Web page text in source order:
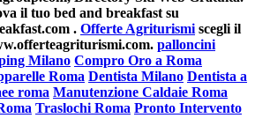
il tuo bed and breakfast su
. Offerte Agriturismiscegli il
palloncini
Milano Compro Oro a Roma
Roma Dentista Milano Dentista a
roma Manutenzione Caldaie Roma
Traslochi Roma Pronto Intervento